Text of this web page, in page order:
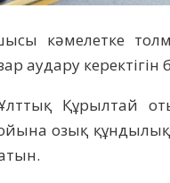
кәмелетке
аудару керектігін
Құрылтай
озық